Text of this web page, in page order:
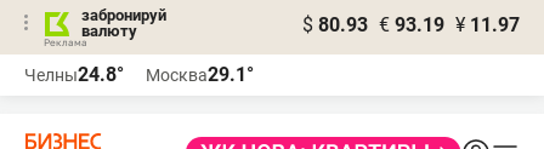
забронируй
валюту
$ 80.93 € 93.19 ¥ 11.97
Челны24.8° Москва29.1°